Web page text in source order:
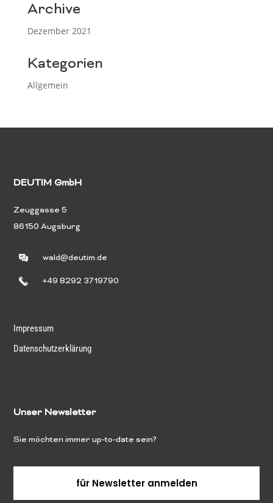
Archive
Dezember 2021
Kategorien
Allgemein
DEUTIM GmbH
Zeuggasse 5
86150 Augsburg
wald@deutim.de
+49 8292 3719790
Impressum
Datenschutzerklärung
Unser Newsletter
Sie möchten immer up-to-date sein?
für Newsletter anmelden